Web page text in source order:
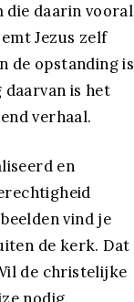
die daarin vooral
Jezus zelf
de opstanding is
is het
verhaal.
en
vind je
de kerk. Dat
de christelijke